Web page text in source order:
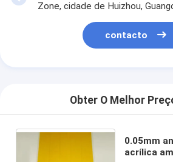
Zone, cidade de Huizhou,
contacto
Obter O Melhor
0.05mm
acrílica